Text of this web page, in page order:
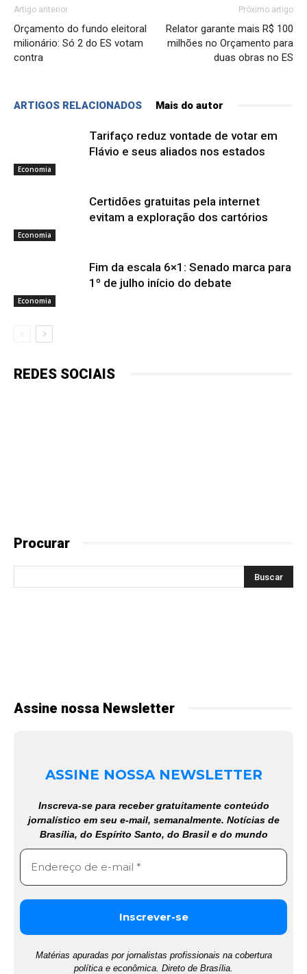
Artigo anterior
Orçamento do fundo eleitoral
milionário: Só 2 do ES votam
contra
Próximo artigo
Relator garante mais R$ 100
milhões no Orçamento para
duas obras no ES
ARTIGOS RELACIONADOS Mais do autor
Economia
Tarifaço reduz vontade de votar em
Flávio e seus aliados nos estados
Economia
Certidões gratuitas pela internet
evitam a exploração dos cartórios
Economia
Fim da escala 6×1: Senado marca para
1º de julho início do debate
REDES SOCIAIS
Procurar
Assine nossa Newsletter
ASSINE NOSSA NEWSLETTER
Inscreva-se para receber gratuitamente conteúdo
jornalístico em seu e-mail, semanalmente. Notícias de
Brasília, do Espírito Santo, do Brasil e do mundo
Matérias apuradas por jornalistas profissionais na cobertura
política e econômica. Direto de Brasília.